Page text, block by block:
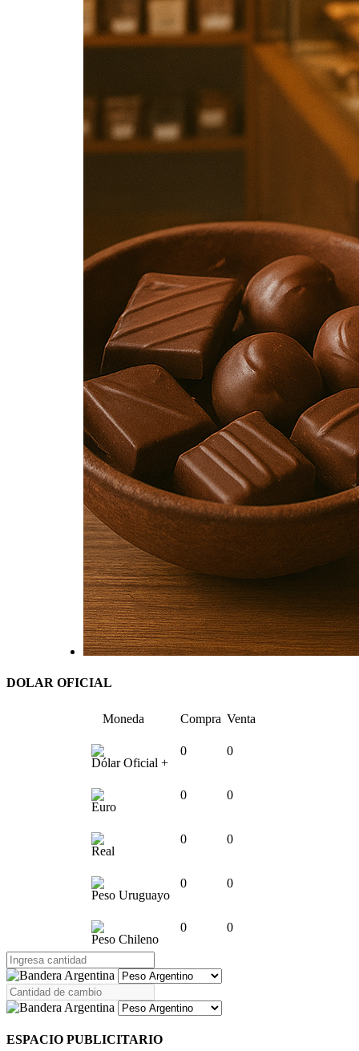
DOLAR OFICIAL
Moneda Compra Venta
Dólar Oficial +
0 0
Euro
0 0
Real
0 0
Peso Uruguayo
0 0
Peso Chileno
0 0
ESPACIO PUBLICITARIO